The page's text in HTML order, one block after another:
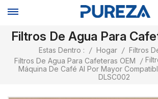
Filtros De Agua Para
Estas Dentro : / Hogar / Filtros
Filtros De Agua Para Cafeteras OEM
/
Máquina De Café Al Por Mayor
DLSC002